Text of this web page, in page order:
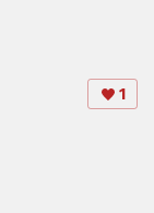
1